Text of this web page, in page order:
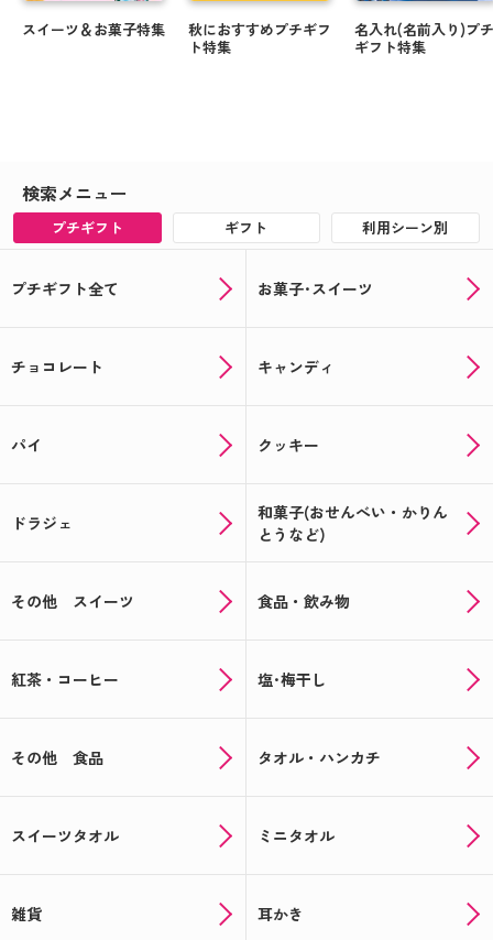
スイーツ＆お菓子特集
秋におすすめプチギフ
ト特集
名入れ(名前入り)プチ
ギフト特集
検索メニュー
プチギフト ギフト 利用シーン別
プチギフト全て お菓子･スイーツ
チョコレート キャンディ
パイ クッキー
ドラジェ
和菓子(おせんべい・かりん
とうなど)
その他 スイーツ 食品・飲み物
紅茶・コーヒー 塩･梅干し
その他 食品 タオル・ハンカチ
スイーツタオル ミニタオル
雑貨 耳かき